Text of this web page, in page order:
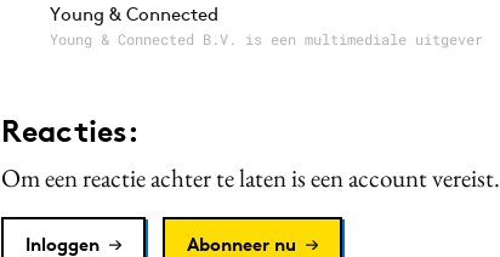
Young & Connected
Young & Connected B.V. is een multimediale uitgever
Reacties:
Om een reactie achter te laten is een account vereist.
Inloggen Abonneer nu